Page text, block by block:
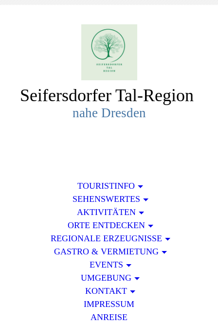
Seifersdorfer Tal-Region
nahe Dresden
TOURISTINFO
SEHENSWERTES
AKTIVITÄTEN
ORTE ENTDECKEN
REGIONALE ERZEUGNISSE
GASTRO & VERMIETUNG
EVENTS
UMGEBUNG
KONTAKT
IMPRESSUM
ANREISE